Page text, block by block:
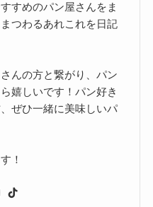
すめのパン屋さんをま
つわるあれこれを日記
んの方と繋がり、パン
嬉しいです！パン好き
ぜひ一緒に美味しいパ
！